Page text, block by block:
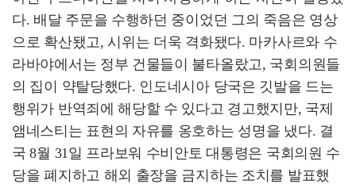
다. 배달 주문을 수행하던 중이었던 그의 죽음은 영상
으로 확산됐고, 시위는 더욱 격화됐다. 마카사르와 수
라바야에서는 정부 건물들이 불타올랐고, 국회의원들
의 집이 약탈당했다. 인도네시아 당국은 깃발을 드는
행위가 반역죄에 해당할 수 있다고 경고했지만, 국제
앰네스티는 표현의 자유를 옹호하는 성명을 냈다. 결
국 8월 31일 프라보워 수비안토 대통령은 국회의원 수
당을 폐지하고 해외 출장을 금지하는 조치를 발표했